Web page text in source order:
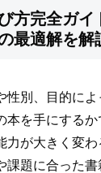
方完全ガイ
最適解を解
性別、目的に
本を手にするか
力が大きく変
課題に合った